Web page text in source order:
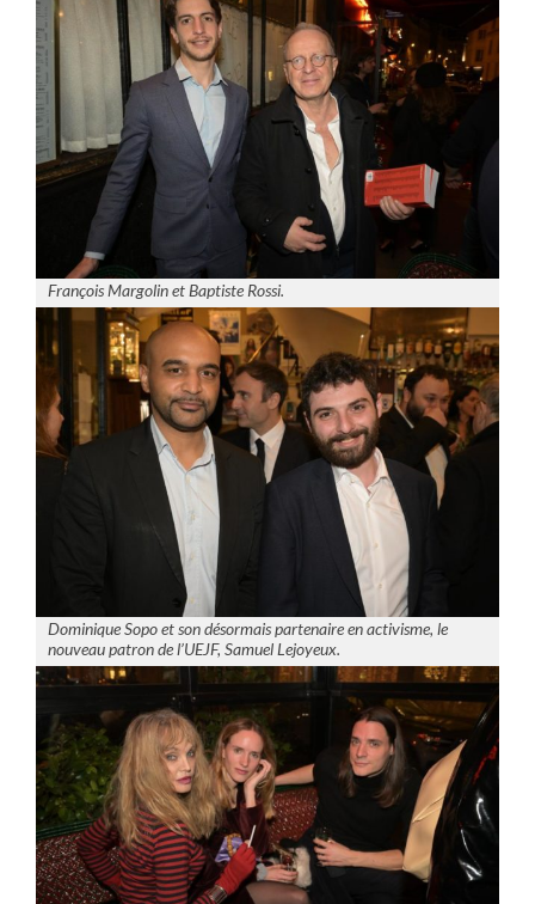
François Margolin et Baptiste Rossi.
Dominique Sopo et son désormais partenaire en activisme, le
nouveau patron de l’UEJF, Samuel Lejoyeux.